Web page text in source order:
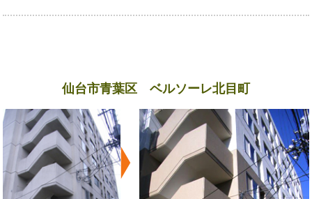
仙台市青葉区 ベルソーレ北目町